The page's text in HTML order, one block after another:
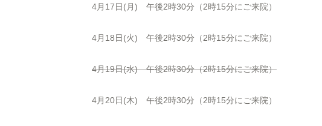
4月17日(月) 午後2時30分（2時15分にご来院）
4月18日(火) 午後2時30分（2時15分にご来院）
4月19日(水) 午後2時30分（2時15分にご来院）
4月20日(木) 午後2時30分（2時15分にご来院）